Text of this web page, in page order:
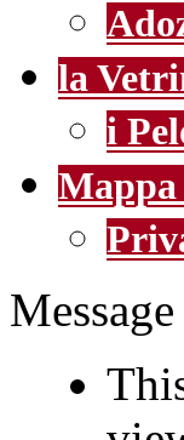
la
i
Mappa
Message